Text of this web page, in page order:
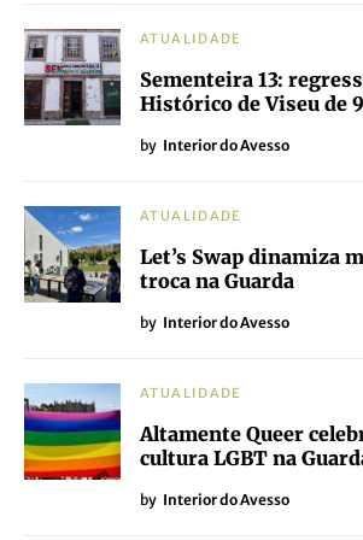
ATUALIDADE
Sementeira 13:
Histórico de Viseu de
by Interior do Avesso
ATUALIDADE
Let’s Swap dinamiza
troca na Guarda
by Interior do Avesso
ATUALIDADE
Altamente Queer
cultura LGBT na
by Interior do Avesso